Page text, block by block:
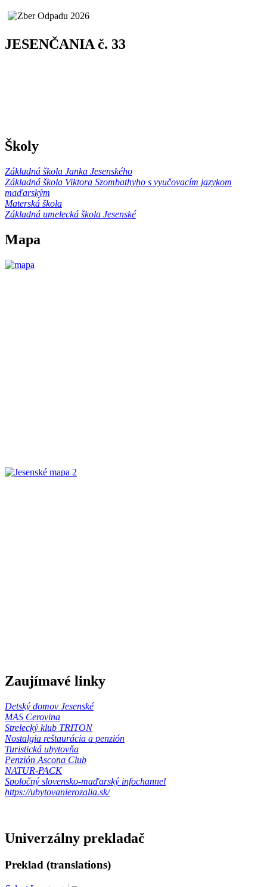
JESENČANIA č. 33
Školy
Základná škola Janka Jesenského
Základná škola Viktora Szombathyho s vyučovacím jazykom
maďarským
Materská škola
Základná umelecká škola Jesenské
Mapa
Zaujímavé linky
Detský domov Jesenské
MAS Cerovina
Strelecký klub TRITON
Nostalgia reštaurácia a penzión
Turistická ubytovňa
Penzión Ascona Club
NATUR-PACK
Spoločný slovensko-maďarský infochannel
https://ubytovanierozalia.sk/
Univerzálny prekladač
Preklad (translations)